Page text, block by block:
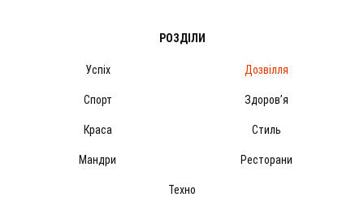
РОЗДІЛИ
Успіх Дозвілля
Спорт Здоров’я
Краса Стиль
Мандри Ресторани
Техно